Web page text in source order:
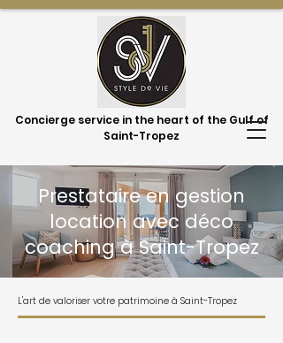
Concierge service in the heart of the Gulf of
Saint-Tropez
Prestataire en gestion
location avec déco
coaching à Saint-Tropez
L'art de valoriser votre patrimoine à Saint-Tropez